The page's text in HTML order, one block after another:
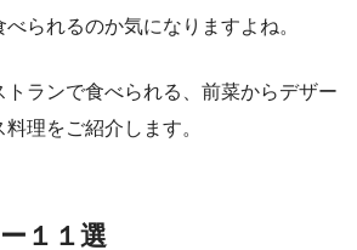
られるのか気になりますよね。
トランで食べられる、前菜からデザー
理をご紹介します。
１１選